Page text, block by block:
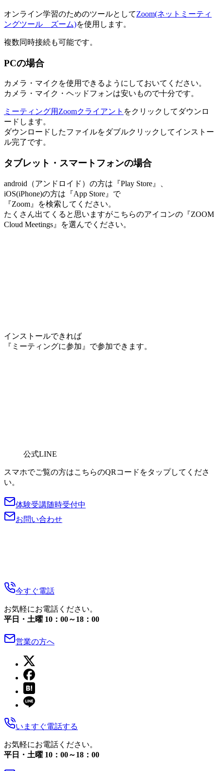
オンライン学習のためのツールとしてZoom(ネットミーティ
ングツール ズーム)を使用します。
複数同時接続も可能です。
PCの場合
カメラ・マイクを使用できるようにしておいてください。
カメラ・マイク・ヘッドフォンは安いもので十分です。
ミーティング用Zoomクライアント をクリックしてダウンロ
ードします。
ダウンロードしたファイルをダブルクリックしてインストー
ル完了です。
タブレット・スマートフォンの場合
android（アンドロイド）の方は『Play Store』、
iOS(iPhone)の方は『App Store』で
『Zoom』を検索してください。
たくさん出てくると思いますがこちらのアイコンの『ZOOM
Cloud Meetings』を選んでください。
インストールできれば
『ミーティングに参加』で参加できます。
公式LINE
スマホでご覧の方はこちらのQRコードをタップしてくださ
い。
体験受講随時受付中
お問い合わせ
今すぐ電話
お気軽にお電話ください。
平日・土曜 10：00～18：00
営業の方へ
いますぐ電話する
お気軽にお電話ください。
平日・土曜 10：00～18：00